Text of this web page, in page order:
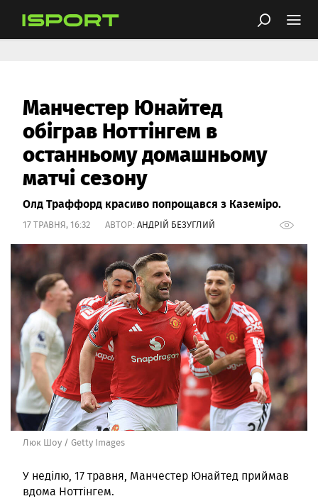
Манчестер Юнайтед
обіграв Ноттінгем в
останньому домашньому
матчі сезону
Олд Траффорд красиво попрощався з Каземіро.
17 ТРАВНЯ, 16:32 АВТОР: АНДРІЙ БЕЗУГЛИЙ
Люк Шоу / Getty Images
У неділю, 17 травня, Манчестер Юнайтед приймав
вдома Ноттінгем.